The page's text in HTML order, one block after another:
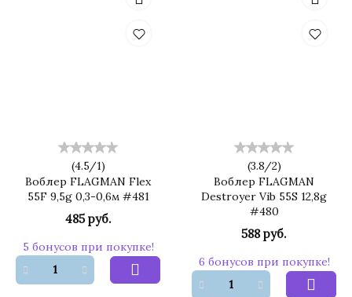
(4.5/1)
Воблер FLAGMAN Flex
55F 9,5g 0,3-0,6м #481
485 руб.
5 бонусов при покупке!
(3.8/2)
Воблер FLAGMAN
Destroyer Vib 55S 12,8g
#480
588 руб.
6 бонусов при покупке!